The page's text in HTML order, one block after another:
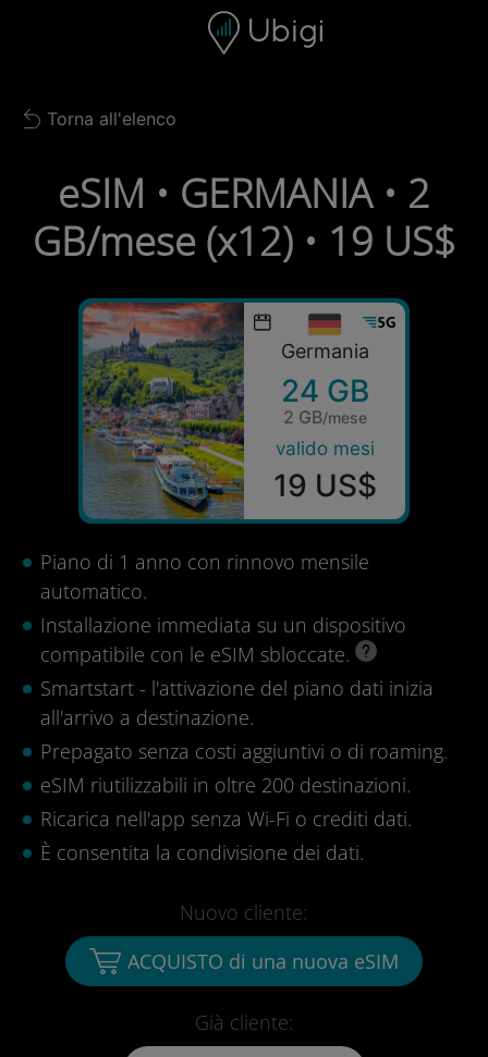
Barra di navigazione
Back to list
Torna all'elenco
eSIM • GERMANIA • 2
GB/mese (x12) • 19 US$
Germania
24 GB
2 GB/mese
valido mesi
19 US$
Piano di 1 anno con rinnovo mensile
automatico.
Installazione immediata su un dispositivo
compatibile con le eSIM sbloccate.
Smartstart - l'attivazione del piano dati inizia
all'arrivo a destinazione.
Prepagato senza costi aggiuntivi o di roaming.
eSIM riutilizzabili in oltre 200 destinazioni.
Ricarica nell'app senza Wi-Fi o crediti dati.
È consentita la condivisione dei dati.
Già cliente:
Nuovo cliente:
ACQUISTO di una nuova eSIM